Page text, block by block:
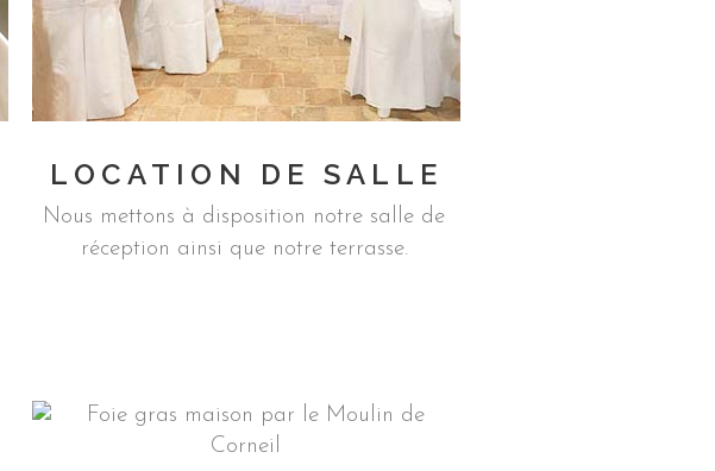
LOCATION DE SALLE
Nous mettons à disposition notre salle de
réception ainsi que notre terrasse.